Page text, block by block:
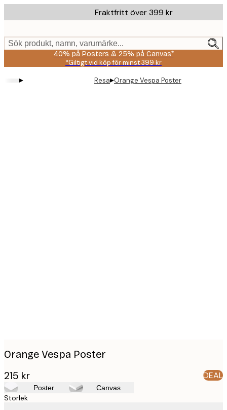
to
content.
Fraktfritt över 399 kr
Sök produkt, namn, varumärke...
40% på Posters & 25% på Canvas*
*Giltigt vid köp för minst 399 kr
▸ Resa▸Orange Vespa Poster
Orange Vespa Poster
215 kr DEAL
Poster Canvas
Storlek